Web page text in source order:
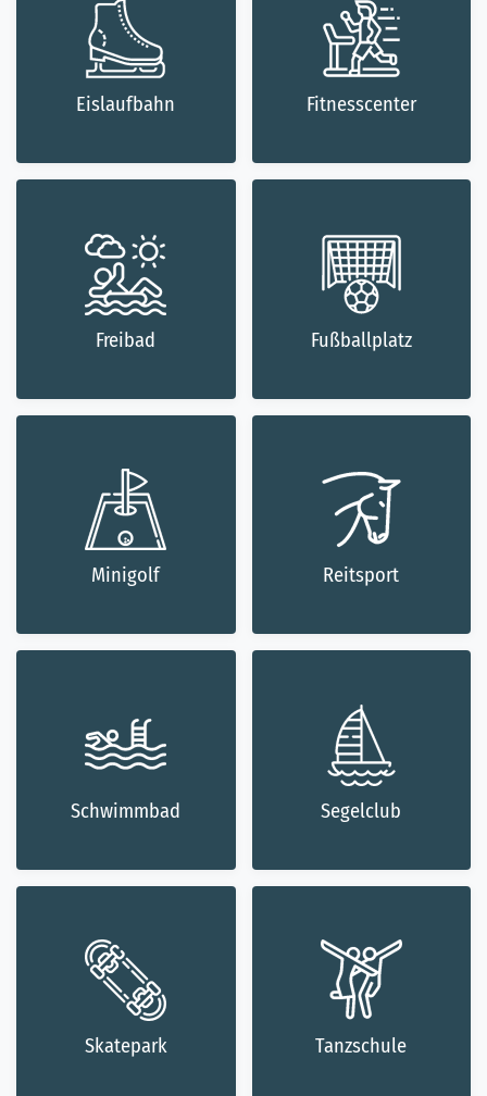
Eislaufbahn Fitnesscenter
Freibad Fußballplatz
Minigolf Reitsport
Schwimmbad Segelclub
Skatepark Tanzschule